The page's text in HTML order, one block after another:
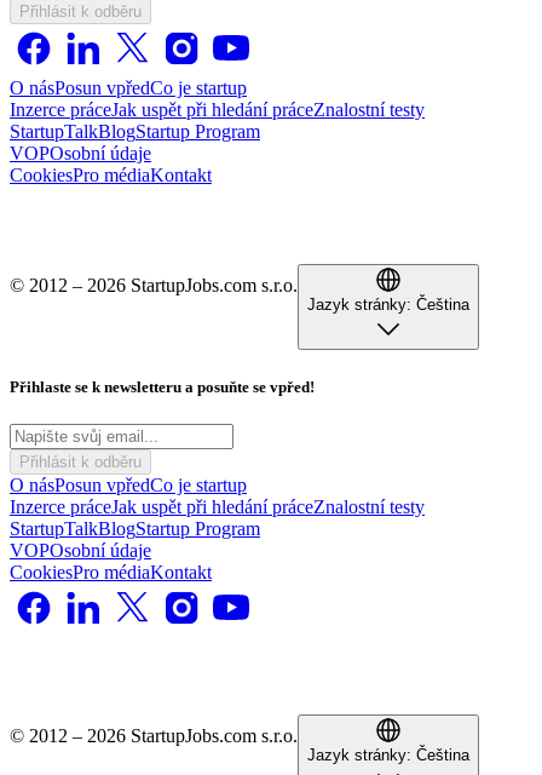
Přihlásit k odběru
O násPosun vpředCo je startup
Inzerce práceJak uspět při hledání práceZnalostní testy
StartupTalkBlogStartup Program
VOPOsobní údaje
CookiesPro médiaKontakt
© 2012 – 2026 StartupJobs.com s.r.o.
Jazyk stránky: Čeština
Přihlaste se k newsletteru a posuňte se vpřed!
Přihlásit k odběru
O násPosun vpředCo je startup
Inzerce práceJak uspět při hledání práceZnalostní testy
StartupTalkBlogStartup Program
VOPOsobní údaje
CookiesPro médiaKontakt
© 2012 – 2026 StartupJobs.com s.r.o.
Jazyk stránky: Čeština